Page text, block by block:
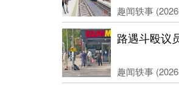
趣闻轶事
路遇斗殴议
趣闻轶事